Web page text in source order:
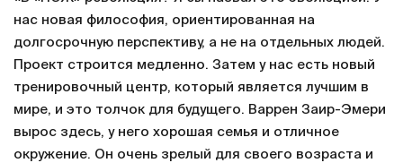
нас новая философия, ориентированная на
долгосрочную перспективу, а не на отдельных людей.
Проект строится медленно. Затем у нас есть новый
тренировочный центр, который является лучшим в
мире, и это толчок для будущего. Варрен Заир-Эмери
вырос здесь, у него хорошая семья и отличное
окружение. Он очень зрелый для своего возраста и